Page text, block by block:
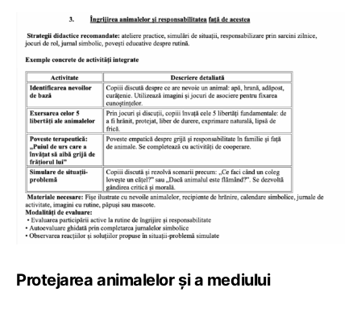
Protejarea animalelor și a mediului